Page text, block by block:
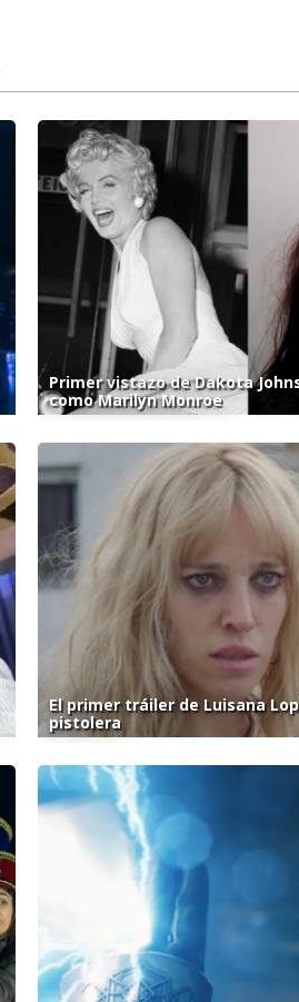
Primer vistazo de Dakota
como Marilyn Monroe
El primer tráiler de Luisana
pistolera